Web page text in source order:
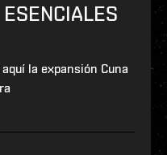
la expansión Cuna